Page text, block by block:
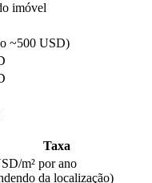
imóvel
~500 USD)
Taxa
m² por ano
da localização)